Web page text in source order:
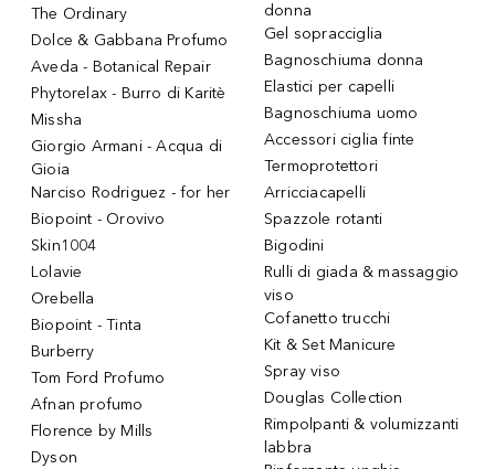
The Ordinary
Dolce & Gabbana Profumo
Aveda - Botanical Repair
Phytorelax - Burro di Karitè
Missha
Giorgio Armani - Acqua di
Gioia
Narciso Rodriguez - for her
Biopoint - Orovivo
Skin1004
Lolavie
Orebella
Biopoint - Tinta
Burberry
Tom Ford Profumo
Afnan profumo
Florence by Mills
Dyson
donna
Gel sopracciglia
Bagnoschiuma donna
Elastici per capelli
Bagnoschiuma uomo
Accessori ciglia finte
Termoprotettori
Arricciacapelli
Spazzole rotanti
Bigodini
Rulli di giada & massaggio
viso
Cofanetto trucchi
Kit & Set Manicure
Spray viso
Douglas Collection
Rimpolpanti & volumizzanti
labbra